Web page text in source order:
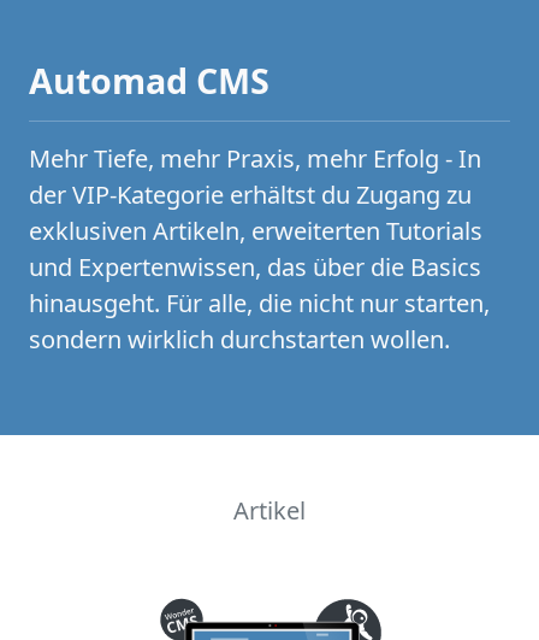
Automad CMS
Mehr Tiefe, mehr Praxis, mehr Erfolg - In
der VIP-Kategorie erhältst du Zugang zu
exklusiven Artikeln, erweiterten Tutorials
und Expertenwissen, das über die Basics
hinausgeht. Für alle, die nicht nur starten,
sondern wirklich durchstarten wollen.
Artikel